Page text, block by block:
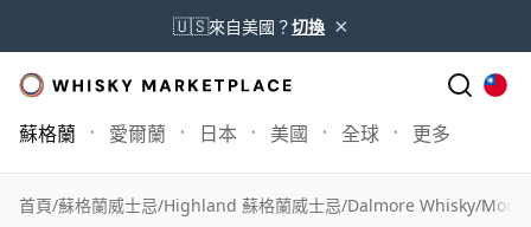
🇺🇸來自美國？切換 ×
蘇格蘭 愛爾蘭 日本 美國 全球 更多
首頁/蘇格蘭威士忌/Highland 蘇格蘭威士忌/Dalmore Whisky/